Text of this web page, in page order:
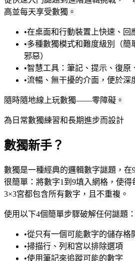
高並每天享受數獨。
•在桌面和行動裝置上快速、回
•多種數獨模式和難度級別（簡
邪惡）
•智慧工具：筆記、提示、復原
•流暢、無干擾的介面，便於深
隨時隨地線上玩數獨——零障礙。
為日常數獨練習和長期進步而設計
數獨新手？
數獨是一種經典的邏輯數字謎題，在
很簡單：將數字1到9填入網格，使
3×3宮都包含所有數字，且不重複。
使用以下4個簡單步驟破解任何謎題：
•從只有一個可能數字的儲存格
•掃描行、列和宮以排除選項
•使用筆記來追蹤可能的數字